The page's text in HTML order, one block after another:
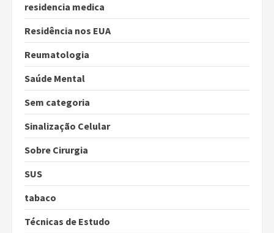
residencia medica
Residência nos EUA
Reumatologia
Saúde Mental
Sem categoria
Sinalização Celular
Sobre Cirurgia
SUS
tabaco
Técnicas de Estudo